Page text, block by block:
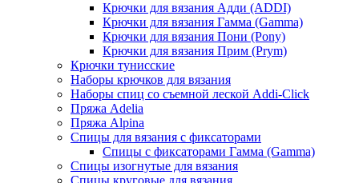
Крючки для вязания Адди (ADDI)
Крючки для вязания Гамма (Gamma)
Крючки для вязания Пони (Pony)
Крючки для вязания Прим (Prym)
Крючки тунисские
Наборы крючков для вязания
Наборы спиц со съемной леской Addi-Click
Пряжа Adelia
Пряжа Alpina
Спицы для вязания с фиксаторами
Спицы с фиксаторами Гамма (Gamma)
Спицы изогнутые для вязания
Спицы круговые для вязания